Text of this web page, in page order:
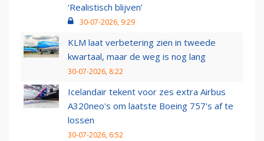
‘Realistisch blijven’
30-07-2026, 9:29
KLM laat verbetering zien in tweede
kwartaal, maar de weg is nog lang
30-07-2026, 8:22
Icelandair tekent voor zes extra Airbus
A320neo's om laatste Boeing 757's af te
lossen
30-07-2026, 6:52